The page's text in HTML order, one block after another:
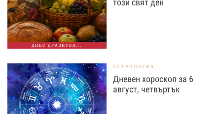
ДНЕС ПРАЗНУВА...
този свят ден
АСТРОЛОГИЯ
Дневен хороскоп за 6
август, четвъртък